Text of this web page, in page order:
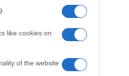
like cookies on
of the website